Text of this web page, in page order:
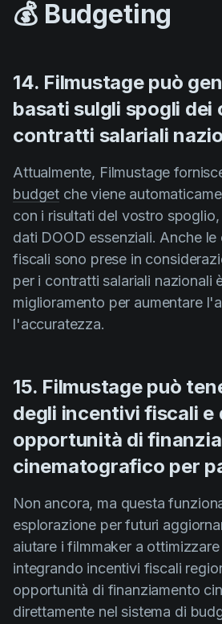
💰 Budgeting
14. Filmustage può
basati sulgli spogli dei
contratti salariali
Attualmente, Filmustage
budget che viene
con i risultati del vostro
dati DOOD essenziali. Anche
fiscali sono prese in
per i contratti salariali nazionali
miglioramento per aumentare
l'accuratezza.
15. Filmustage può
degli incentivi fiscali e
opportunità di
cinematografico per
Non ancora, ma questa
esplorazione per futuri
aiutare i filmmaker a
integrando incentivi fiscali
opportunità di finanziamento
direttamente nel sistema di